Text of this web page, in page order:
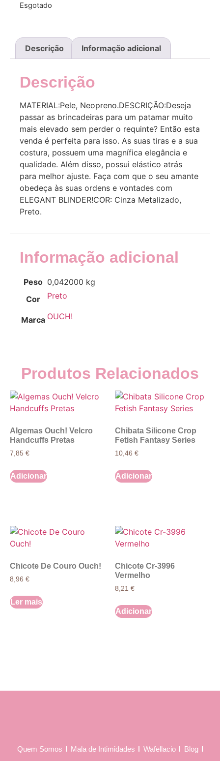
Esgotado
Descrição Informação adicional
Descrição
MATERIAL:Pele, Neopreno.DESCRIÇÃO:Deseja
passar as brincadeiras para um patamar muito
mais elevado sem perder o requinte? Então esta
venda é perfeita para isso. As suas tiras e a sua
costura, possuem uma magnífica elegância e
qualidade. Além disso, possui elástico atrás
para melhor ajuste. Faça com que o seu amante
obedeça às suas ordens e vontades com
ELEGANT BLINDER!COR: Cinza Metalizado,
Preto.
Informação adicional
Peso 0,042000 kg
Cor
Preto
Marca OUCH!
Produtos Relacionados
Algemas Ouch! Velcro
Handcuffs Pretas
7,85 €
Adicionar
Chibata Silicone Crop
Fetish Fantasy Series
10,46 €
Adicionar
Chicote De Couro Ouch!
8,96 €
Ler mais
Chicote Cr-3996
Vermelho
8,21 €
Adicionar
Quem Somos Mala de Intimidades Wafellacio
Blog